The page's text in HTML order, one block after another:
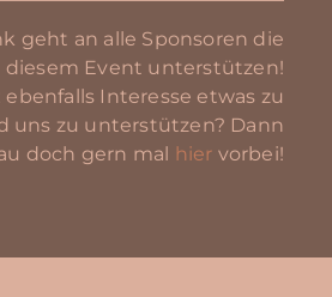
geht an alle Sponsoren die
diesem Event unterstützen!
ebenfalls Interesse etwas zu
uns zu unterstützen? Dann
doch gern mal hier vorbei!